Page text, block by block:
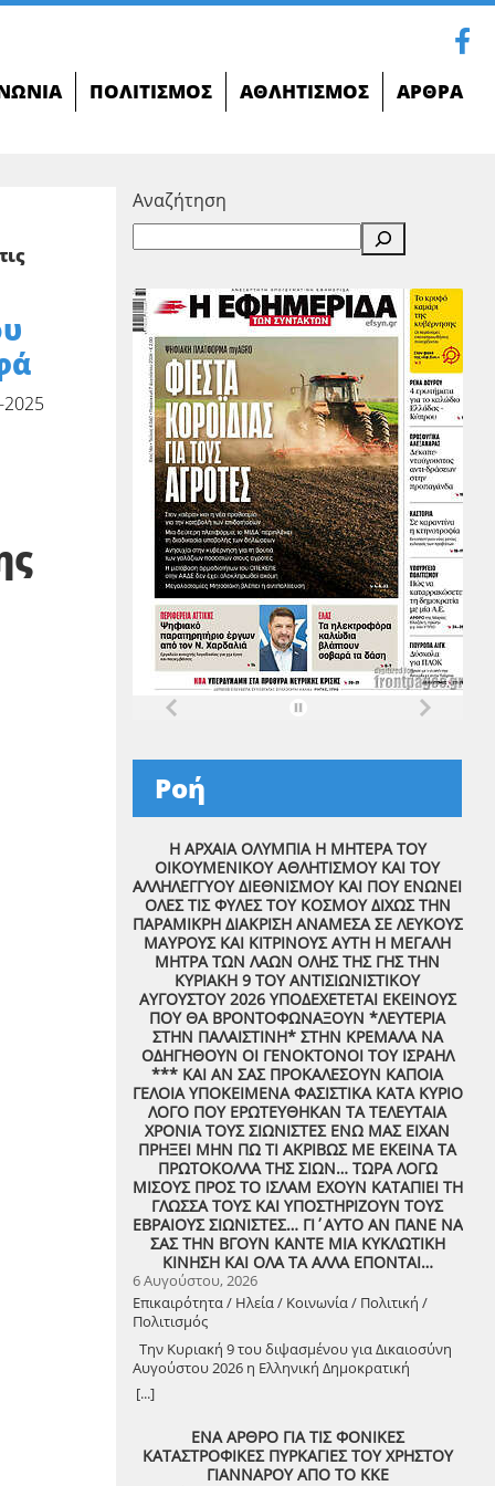
ΠΟΛΙΤΙΣΜΌΣ ΑΘΛΗΤΙΣΜΌΣ ΆΡΘΡΑ
2025
Αναζήτηση
Ροή
Η ΑΡΧΑΙΑ ΟΛΥΜΠΙΑ Η ΜΗΤΕΡΑ ΤΟΥ
ΟΙΚΟΥΜΕΝΙΚΟΥ ΑΘΛΗΤΙΣΜΟΥ ΚΑΙ ΤΟΥ
ΑΛΛΗΛΕΓΓΥΟΥ ΔΙΕΘΝΙΣΜΟΥ ΚΑΙ ΠΟΥ ΕΝΩΝΕΙ
ΟΛΕΣ ΤΙΣ ΦΥΛΕΣ ΤΟΥ ΚΟΣΜΟΥ ΔΙΧΩΣ ΤΗΝ
ΠΑΡΑΜΙΚΡΗ ΔΙΑΚΡΙΣΗ ΑΝΑΜΕΣΑ ΣΕ ΛΕΥΚΟΥΣ
ΜΑΥΡΟΥΣ ΚΑΙ ΚΙΤΡΙΝΟΥΣ ΑΥΤΗ Η ΜΕΓΑΛΗ
ΜΗΤΡΑ ΤΩΝ ΛΑΩΝ ΟΛΗΣ ΤΗΣ ΓΗΣ ΤΗΝ
ΚΥΡΙΑΚΗ 9 ΤΟΥ ΑΝΤΙΣΙΩΝΙΣΤΙΚΟΥ
ΑΥΓΟΥΣΤΟΥ 2026 ΥΠΟΔΕΧΕΤΕΤΑΙ ΕΚΕΙΝΟΥΣ
ΠΟΥ ΘΑ ΒΡΟΝΤΟΦΩΝΑΞΟΥΝ *ΛΕΥΤΕΡΙΑ
ΣΤΗΝ ΠΑΛΑΙΣΤΙΝΗ* ΣΤΗΝ ΚΡΕΜΑΛΑ ΝΑ
ΟΔΗΓΗΘΟΥΝ ΟΙ ΓΕΝΟΚΤΟΝΟΙ ΤΟΥ ΙΣΡΑΗΛ
*** ΚΑΙ ΑΝ ΣΑΣ ΠΡΟΚΑΛΕΣΟΥΝ ΚΑΠΟΙΑ
ΓΕΛΟΙΑ ΥΠΟΚΕΙΜΕΝΑ ΦΑΣΙΣΤΙΚΑ ΚΑΤΑ ΚΥΡΙΟ
ΛΟΓΟ ΠΟΥ ΕΡΩΤΕΥΘΗΚΑΝ ΤΑ ΤΕΛΕΥΤΑΙΑ
ΧΡΟΝΙΑ ΤΟΥΣ ΣΙΩΝΙΣΤΕΣ ΕΝΩ ΜΑΣ ΕΙΧΑΝ
ΠΡΗΞΕΙ ΜΗΝ ΠΩ ΤΙ ΑΚΡΙΒΩΣ ΜΕ ΕΚΕΙΝΑ ΤΑ
ΠΡΩΤΟΚΟΛΛΑ ΤΗΣ ΣΙΩΝ… ΤΩΡΑ ΛΟΓΩ
ΜΙΣΟΥΣ ΠΡΟΣ ΤΟ ΙΣΛΑΜ ΕΧΟΥΝ ΚΑΤΑΠΙΕΙ ΤΗ
ΓΛΩΣΣΑ ΤΟΥΣ ΚΑΙ ΥΠΟΣΤΗΡΙΖΟΥΝ ΤΟΥΣ
ΕΒΡΑΙΟΥΣ ΣΙΩΝΙΣΤΕΣ… ΓΙ΄ΑΥΤΟ ΑΝ ΠΑΝΕ ΝΑ
ΣΑΣ ΤΗΝ ΒΓΟΥΝ ΚΑΝΤΕ ΜΙΑ ΚΥΚΛΩΤΙΚΗ
ΚΙΝΗΣΗ ΚΑΙ ΟΛΑ ΤΑ ΑΛΛΑ ΕΠΟΝΤΑΙ…
6 Αυγούστου, 2026
Επικαιρότητα / Ηλεία / Κοινωνία / Πολιτική /
Πολιτισμός
Την Κυριακή 9 του διψασμένου για Δικαιοσύνη
Αυγούστου 2026 η Ελληνική Δημοκρατική
Αντιεξουσιαστική Καρδιά χτυπά μαζί με ΟΛΟΥΣ
τους Συναγωνιστές για την Παλαιστίνη μέρα
[...]
ΕΝΑ ΑΡΘΡΟ ΓΙΑ ΤΙΣ ΦΟΝΙΚΕΣ
ΚΑΤΑΣΤΡΟΦΙΚΕΣ ΠΥΡΚΑΓΙΕΣ ΤΟΥ ΧΡΗΣΤΟΥ
ΓΙΑΝΝΑΡΟΥ ΑΠΟ ΤΟ ΚΚΕ